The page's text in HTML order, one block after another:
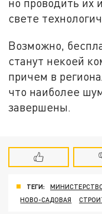
свете
Возможно,
станут некоей
причем в
что наиболее
завершены.
ТЕГИ:
НОВО-САДОВАЯ